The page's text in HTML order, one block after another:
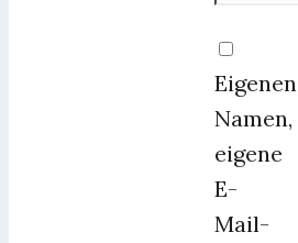
Eigenen
Namen,
eigene
E-
Mail-